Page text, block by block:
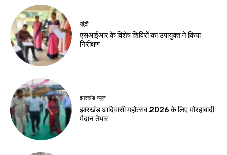
Birsa Bhumi Live
August 8, 2026
करियर
एआई में करियर बनाना है
तो ये 5 कोर्स हो सकते हैं
बेहतर विकल्प
Birsa Bhumi Live